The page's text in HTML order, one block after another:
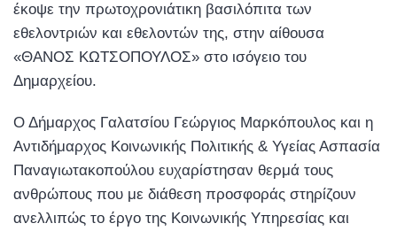
έκοψε την πρωτοχρονιάτικη βασιλόπιτα των
εθελοντριών και εθελοντών της, στην αίθουσα
«ΘΑΝΟΣ ΚΩΤΣΟΠΟΥΛΟΣ» στο ισόγειο του
Δημαρχείου.
Ο Δήμαρχος Γαλατσίου Γεώργιος Μαρκόπουλος και η
Αντιδήμαρχος Κοινωνικής Πολιτικής & Υγείας Ασπασία
Παναγιωτακοπούλου ευχαρίστησαν θερμά τους
ανθρώπους που με διάθεση προσφοράς στηρίζουν
ανελλιπώς το έργο της Κοινωνικής Υπηρεσίας και